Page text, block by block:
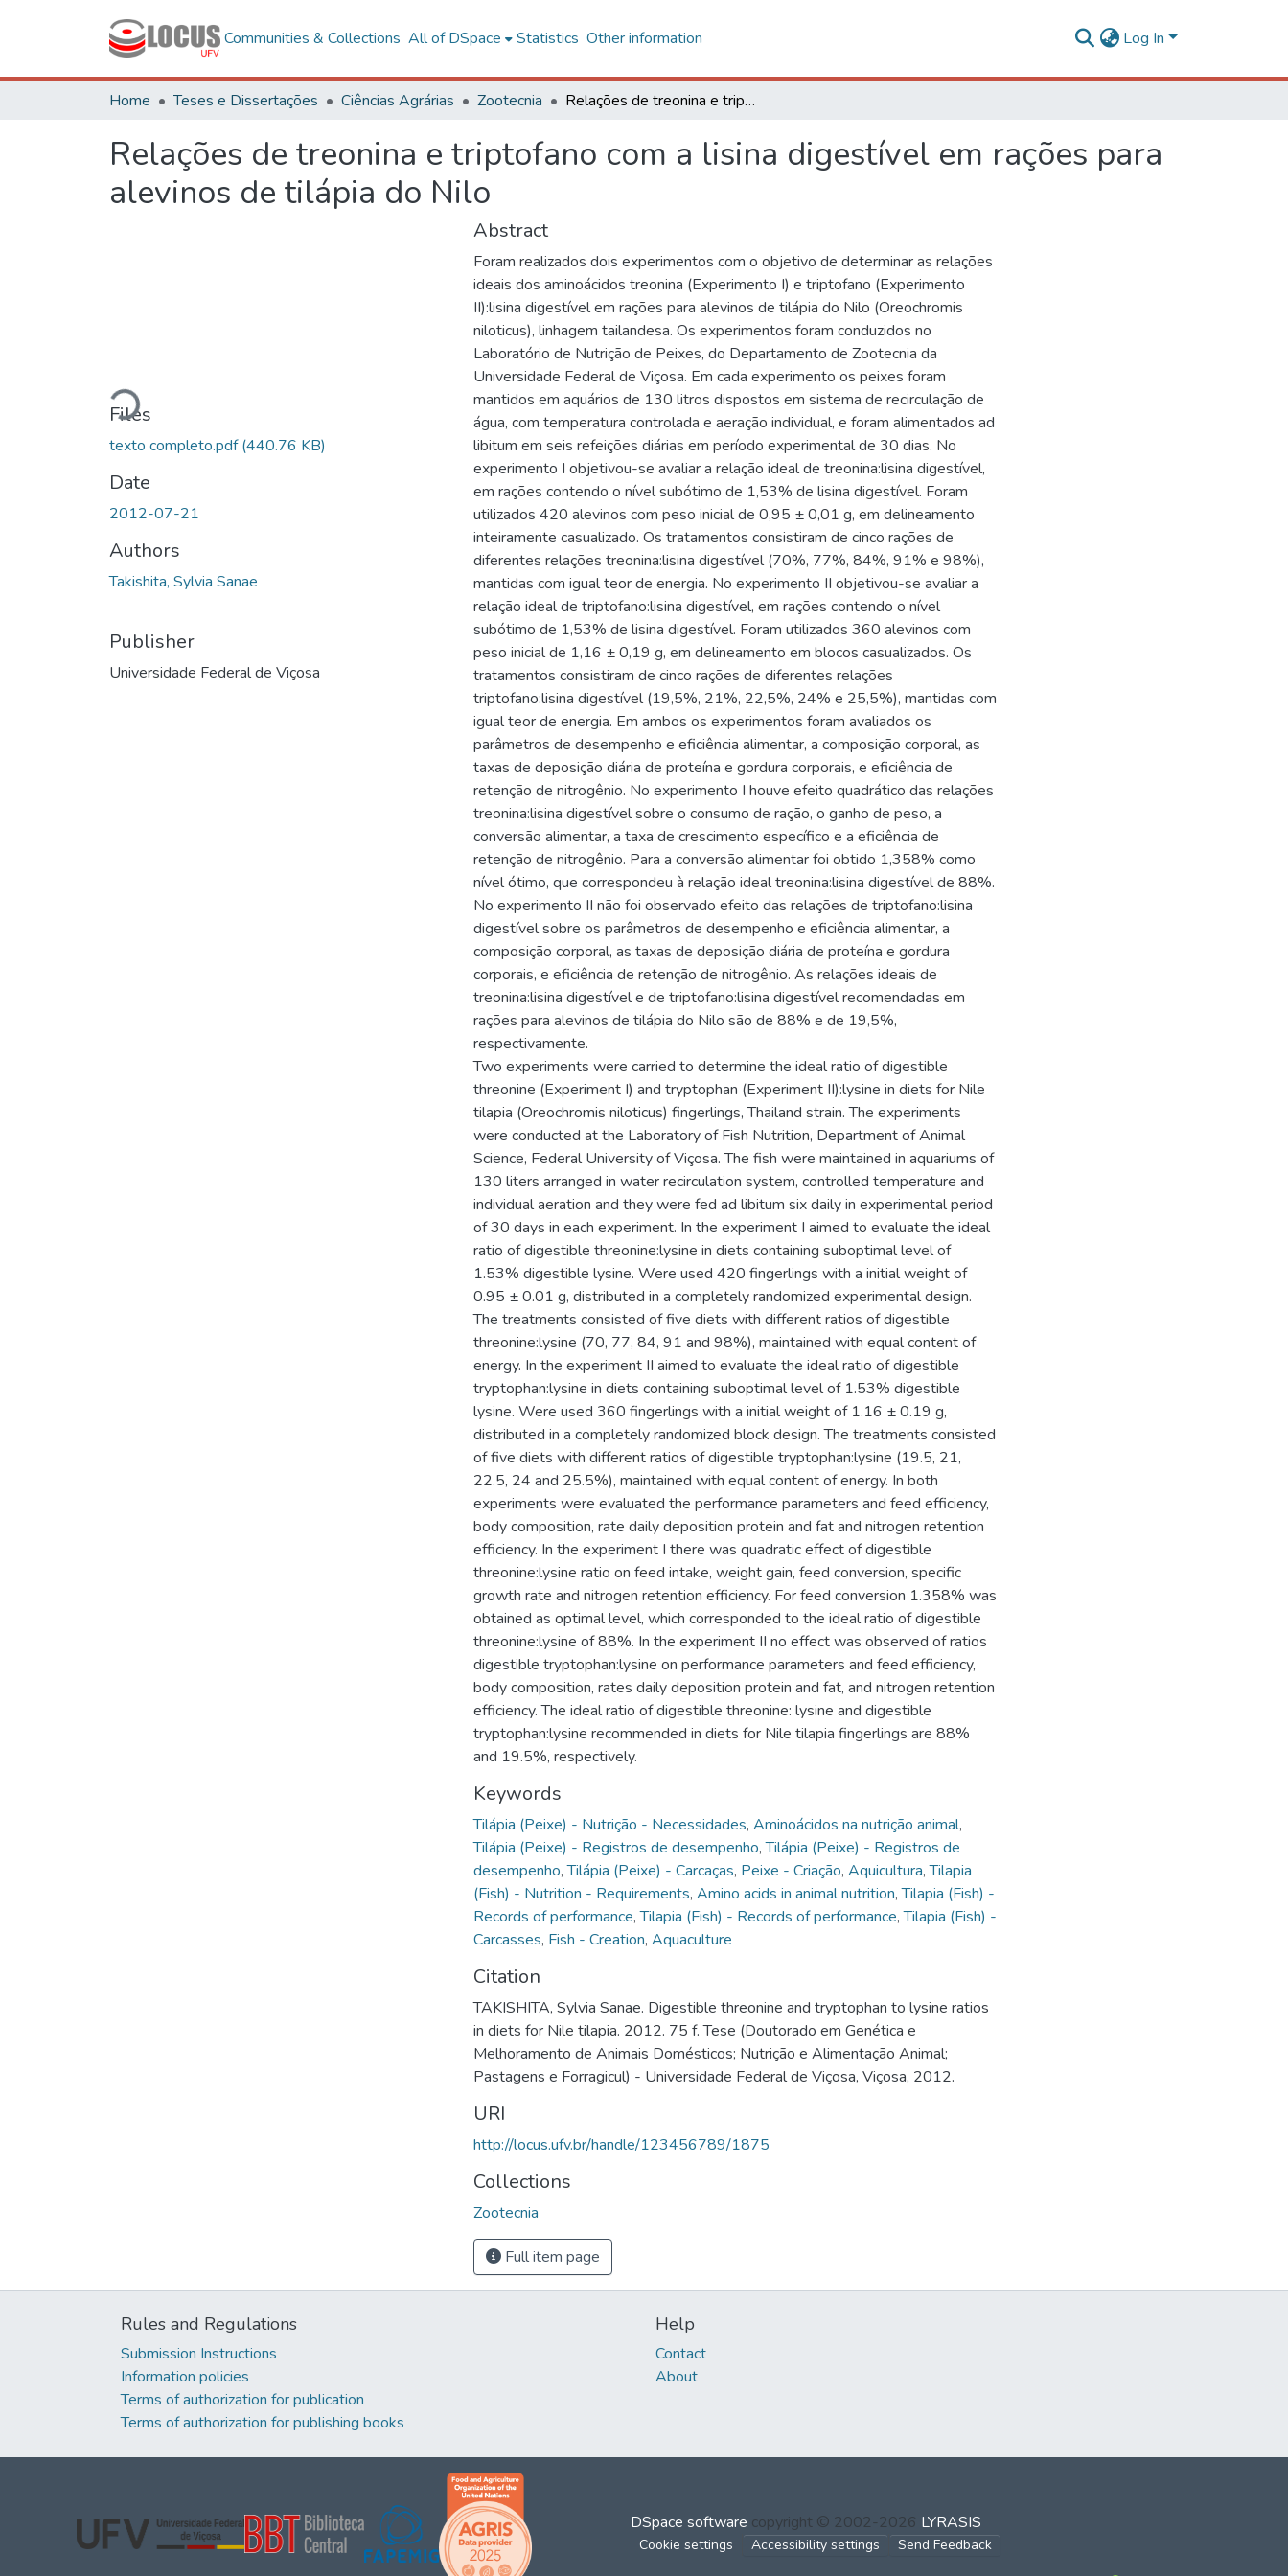
Communities & Collections All of DSpace Statistics Other information Log In
Home Teses e Dissertações Ciências Agrárias Zootecnia Relações de treonina e triptofano com a lisina digestível em rações para alevinos de tilápia do Nilo
Relações de treonina e triptofano com a lisina digestível em rações para
alevinos de tilápia do Nilo
Loading...
Files
texto completo.pdf(440.76 KB)
Date
2012-07-21
Authors
Takishita, Sylvia Sanae
Publisher
Universidade Federal de Viçosa
Abstract
Foram realizados dois experimentos com o objetivo de determinar as relações
ideais dos aminoácidos treonina (Experimento I) e triptofano (Experimento
II):lisina digestível em rações para alevinos de tilápia do Nilo (Oreochromis
niloticus), linhagem tailandesa. Os experimentos foram conduzidos no
Laboratório de Nutrição de Peixes, do Departamento de Zootecnia da
Universidade Federal de Viçosa. Em cada experimento os peixes foram
mantidos em aquários de 130 litros dispostos em sistema de recirculação de
água, com temperatura controlada e aeração individual, e foram alimentados ad
libitum em seis refeições diárias em período experimental de 30 dias. No
experimento I objetivou-se avaliar a relação ideal de treonina:lisina digestível,
em rações contendo o nível subótimo de 1,53% de lisina digestível. Foram
utilizados 420 alevinos com peso inicial de 0,95 ± 0,01 g, em delineamento
inteiramente casualizado. Os tratamentos consistiram de cinco rações de
diferentes relações treonina:lisina digestível (70%, 77%, 84%, 91% e 98%),
mantidas com igual teor de energia. No experimento II objetivou-se avaliar a
relação ideal de triptofano:lisina digestível, em rações contendo o nível
subótimo de 1,53% de lisina digestível. Foram utilizados 360 alevinos com
peso inicial de 1,16 ± 0,19 g, em delineamento em blocos casualizados. Os
tratamentos consistiram de cinco rações de diferentes relações
triptofano:lisina digestível (19,5%, 21%, 22,5%, 24% e 25,5%), mantidas com
igual teor de energia. Em ambos os experimentos foram avaliados os
parâmetros de desempenho e eficiência alimentar, a composição corporal, as
taxas de deposição diária de proteína e gordura corporais, e eficiência de
retenção de nitrogênio. No experimento I houve efeito quadrático das relações
treonina:lisina digestível sobre o consumo de ração, o ganho de peso, a
conversão alimentar, a taxa de crescimento específico e a eficiência de
retenção de nitrogênio. Para a conversão alimentar foi obtido 1,358% como
nível ótimo, que correspondeu à relação ideal treonina:lisina digestível de 88%.
No experimento II não foi observado efeito das relações de triptofano:lisina
digestível sobre os parâmetros de desempenho e eficiência alimentar, a
composição corporal, as taxas de deposição diária de proteína e gordura
corporais, e eficiência de retenção de nitrogênio. As relações ideais de
treonina:lisina digestível e de triptofano:lisina digestível recomendadas em
rações para alevinos de tilápia do Nilo são de 88% e de 19,5%,
respectivamente.
Two experiments were carried to determine the ideal ratio of digestible
threonine (Experiment I) and tryptophan (Experiment II):lysine in diets for Nile
tilapia (Oreochromis niloticus) fingerlings, Thailand strain. The experiments
were conducted at the Laboratory of Fish Nutrition, Department of Animal
Science, Federal University of Viçosa. The fish were maintained in aquariums of
130 liters arranged in water recirculation system, controlled temperature and
individual aeration and they were fed ad libitum six daily in experimental period
of 30 days in each experiment. In the experiment I aimed to evaluate the ideal
ratio of digestible threonine:lysine in diets containing suboptimal level of
1.53% digestible lysine. Were used 420 fingerlings with a initial weight of
0.95 ± 0.01 g, distributed in a completely randomized experimental design.
The treatments consisted of five diets with different ratios of digestible
threonine:lysine (70, 77, 84, 91 and 98%), maintained with equal content of
energy. In the experiment II aimed to evaluate the ideal ratio of digestible
tryptophan:lysine in diets containing suboptimal level of 1.53% digestible
lysine. Were used 360 fingerlings with a initial weight of 1.16 ± 0.19 g,
distributed in a completely randomized block design. The treatments consisted
of five diets with different ratios of digestible tryptophan:lysine (19.5, 21,
22.5, 24 and 25.5%), maintained with equal content of energy. In both
experiments were evaluated the performance parameters and feed efficiency,
body composition, rate daily deposition protein and fat and nitrogen retention
efficiency. In the experiment I there was quadratic effect of digestible
threonine:lysine ratio on feed intake, weight gain, feed conversion, specific
growth rate and nitrogen retention efficiency. For feed conversion 1.358% was
obtained as optimal level, which corresponded to the ideal ratio of digestible
threonine:lysine of 88%. In the experiment II no effect was observed of ratios
digestible tryptophan:lysine on performance parameters and feed efficiency,
body composition, rates daily deposition protein and fat, and nitrogen retention
efficiency. The ideal ratio of digestible threonine: lysine and digestible
tryptophan:lysine recommended in diets for Nile tilapia fingerlings are 88%
and 19.5%, respectively.
Keywords
Tilápia (Peixe) - Nutrição - Necessidades, Aminoácidos na nutrição animal,
Tilápia (Peixe) - Registros de desempenho,Tilápia (Peixe) - Registros de
desempenho,Tilápia (Peixe) - Carcaças, Peixe - Criação, Aquicultura,Tilapia
(Fish) - Nutrition - Requirements, Amino acids in animal nutrition,Tilapia (Fish) -
Records of performance,Tilapia (Fish) - Records of performance,Tilapia (Fish) -
Carcasses, Fish - Creation, Aquaculture
Citation
TAKISHITA, Sylvia Sanae. Digestible threonine and tryptophan to lysine ratios
in diets for Nile tilapia. 2012. 75 f. Tese (Doutorado em Genética e
Melhoramento de Animais Domésticos; Nutrição e Alimentação Animal;
Pastagens e Forragicul) - Universidade Federal de Viçosa, Viçosa, 2012.
URI
http://locus.ufv.br/handle/123456789/1875
Collections
Zootecnia
Full item page
Rules and Regulations
Submission Instructions
Information policies
Terms of authorization for publication
Terms of authorization for publishing books
Help
Contact
About
DSpace software copyright © 2002-2026 LYRASIS
Cookie settings Accessibility settings Send Feedback